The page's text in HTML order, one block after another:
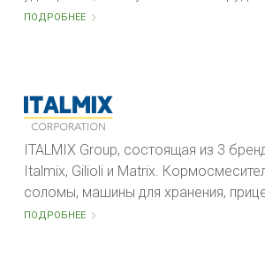
ПОДРОБНЕЕ
ITALMIX Group, состоящая из 3
Italmix, Gilioli и Matrix.
соломы, машины для хранения,
ПОДРОБНЕЕ